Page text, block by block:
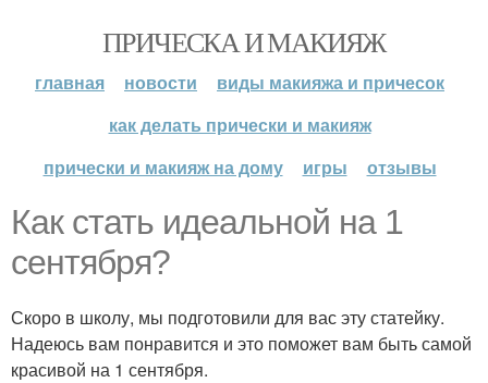
ПРИЧЕСКА И МАКИЯЖ
главная новости
виды макияжа и причесок
как делать прически и макияж
прически и макияж на дому
игры отзывы
Как стать идеальной на 1
сентября?
Скоро в школу, мы подготовили для вас эту статейку.
Надеюсь вам понравится и это поможет вам быть самой
красивой на 1 сентября.